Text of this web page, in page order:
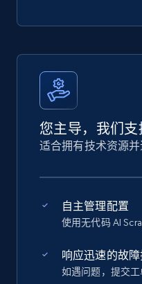
您主导，我们支
适合拥有技术资源
自主管理配置
使用无代码 AI
响应迅速的故
如遇问题，提交